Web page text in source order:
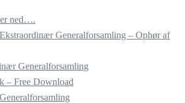
ned….
Generalforsamling – Ophør af
Generalforsamling
– Free Download